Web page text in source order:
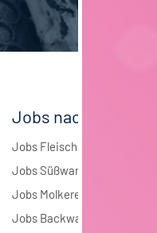
Jobs nach Branchen
Jobs Fleisch
Jobs Süßwaren
Jobs Molkerei
Jobs Backwaren